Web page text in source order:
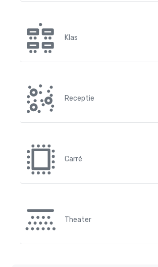
Klas
Receptie
Carré
Theater